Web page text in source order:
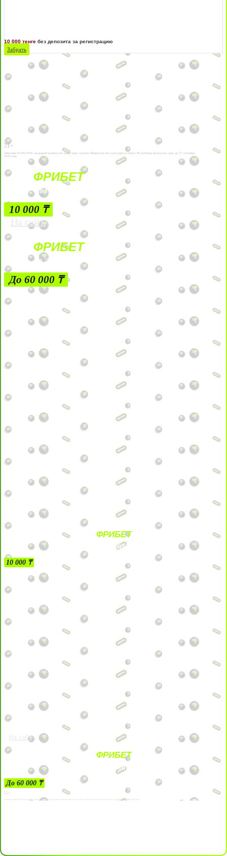
10 000 тенге без депозита за регистрацию
Забрать
21+
Лицензии №24514359, выданной комитетом индустрии туризма Министерства культуры и спорта Республики Казахстан срок до 27 сентября
2034 года.
ФРИБЕТ
БЕЗ УСЛОВИЙ
10 000 ₸
На сайт
ФРИБЕТ
ЗА ДЕПОЗИТЫ
До 60 000 ₸
ФРИБЕТ
БЕЗ УСЛОВИЙ
10 000 ₸
На сайт
ФРИБЕТ
ЗА ДЕПОЗИТЫ
До 60 000 ₸
21+
Лицензии №24514359, выданной комитетом индустрии туризма Министерства культуры и спорта Республики Казахстан срок до 27 сентября 2034 года.